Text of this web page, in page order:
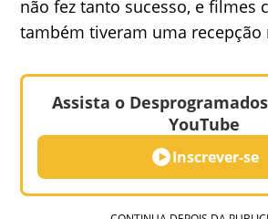
não fez tanto sucesso, e filmes
também tiveram uma recepção
Assista o
YouTube
Inscrever-se